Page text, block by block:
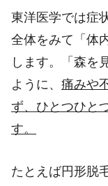
東洋医学では症
全体をみて「体
します。「森を
ように、 痛みや
ず、ひとつひと
す。
たとえば円形脱